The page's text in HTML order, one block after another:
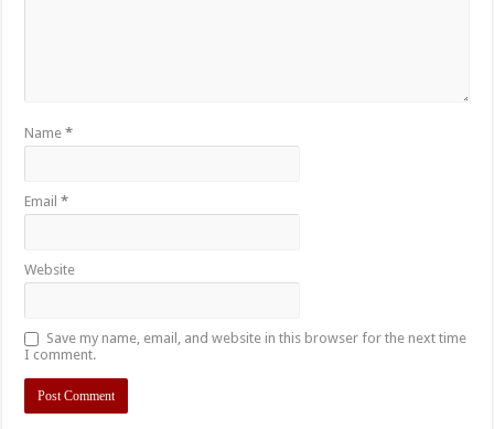
Name*
Email*
Website
Save my name, email, and website in this browser for the next time
I comment.